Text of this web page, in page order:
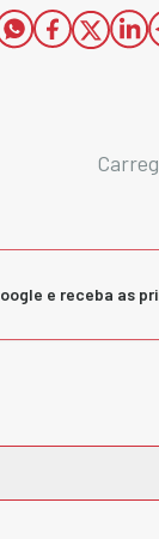
e receba as